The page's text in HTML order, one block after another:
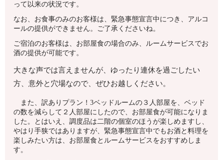
って以来の状況です。
なお、お食事のみのお客様は、緊急事態宣言中につき、アルコ
ールの提供ができません。ご了承くださいね。
ご宿泊のお客様は、お部屋食の場合のみ、ルームサービスでお
酒の提供が可能です。
大きな声では言えませんが、ゆったり連休を過ごしたい
方、意外と穴場なので、ぜひお越しください。
また、訳ありプラン！3ベッドルームの３人部屋を、ベッド
の数を減らして２人部屋にしたので、お部屋食が可能になりま
した。とはいえ、調度品は二階の個室のほうが楽しめますし、
やはり手狭ではありますが、緊急事態宣言中でもお酒と料理を
楽しみたい方は、お部屋食とルームサービスをおすすめしま
す。